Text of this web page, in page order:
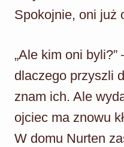
Spokojnie, oni już
„Ale kim oni byli?”
dlaczego przyszli
znam ich. Ale
ojciec ma znowu
W domu Nurten